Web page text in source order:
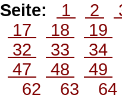
Seite: 1 2
17
18
19
32
33
34
47
48
49
62
63
64